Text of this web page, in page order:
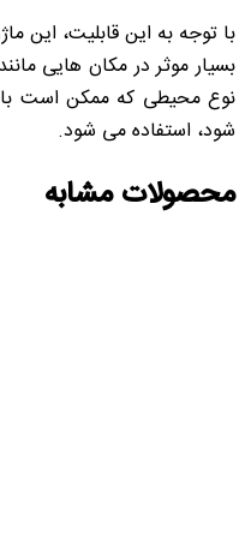
با توجه به این قابلیت، این
بسیار موثر در مکان هایی
نوع محیطی که ممکن است با
شود، استفاده می شود.
محصولات مشابه